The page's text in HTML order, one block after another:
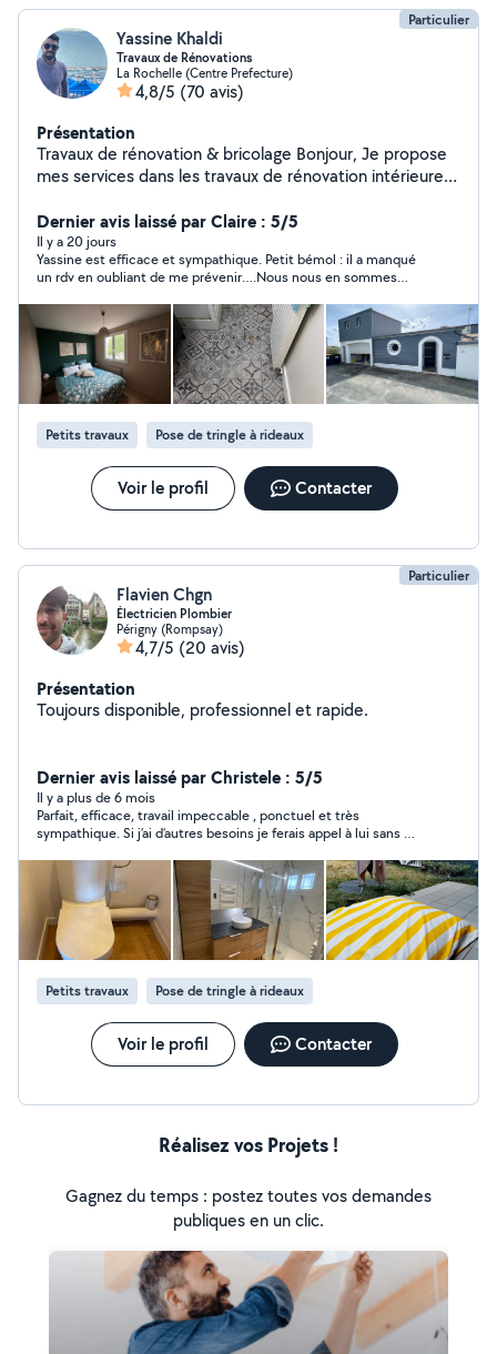
Particulier
Yassine Khaldi
Travaux de Rénovations
La Rochelle (Centre Prefecture)
4,8/5 (70 avis)
Présentation
Travaux de rénovation & bricolage Bonjour, Je propose
mes services dans les travaux de rénovation intérieure
pour : Peinture (murs, plafonds, boiseries) Pose de
parquet / carrelage et lino Montage de meubles en kit
Plomberie et électricité de base Petite maçonnerie &
enduits Rénovation de salle de bain & cuisine Travaux de
finition & décoration rénovation, peinture, bricolage,
carrelage, parquet, plomberie, électricité, montage de
meubles, maçonnerie, dépannage, aménagement Je
travaille avec soin pour garantir un résultat propre et
durable. N'hésitez pas à me contacter pour un devis
rapide et gratuit !
Dernier avis laissé par Claire : 5/5
Il y a 20 jours
Yassine est efficace et sympathique. Petit bémol : il a manqué
un rdv en oubliant de me prévenir….Nous nous en sommes
Petits travaux Pose de tringle à rideaux
Voir le profil Contacter
Particulier
Flavien Chgn
Électricien Plombier
Périgny (Rompsay)
4,7/5 (20 avis)
Présentation
Toujours disponible, professionnel et rapide.
Dernier avis laissé par Christele : 5/5
Il y a plus de 6 mois
Parfait, efficace, travail impeccable , ponctuel et très
sympathique. Si j’ai d’autres besoins je ferais appel à lui sans me
Flavien.
Petits travaux Pose de tringle à rideaux
Voir le profil Contacter
Réalisez vos Projets !
Gagnez du temps : postez toutes vos demandes
publiques en un clic.